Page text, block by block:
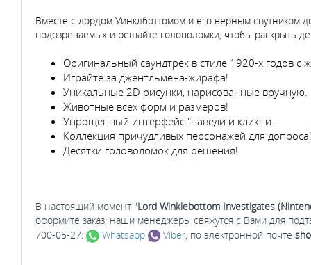
Вместе с лордом Уинклботтомом и его верным спутником
подозреваемых и решайте головоломки, чтобы раскрыть
Оригинальный саундтрек в стиле 1920-х годов с
Играйте за джентльмена-жирафа!
Уникальные 2D рисунки, нарисованные вручную.
Животные всех форм и размеров!
Упрощенный интерфейс "наведи и кликни.
Коллекция причудливых персонажей для допроса!
Десятки головоломок для решения!
В настоящий момент "Lord Winklebottom Investigates
оформите заказ; наши менеджеры свяжутся с Вами для
700-05-27:
Whatsapp Viber, по электронной почте